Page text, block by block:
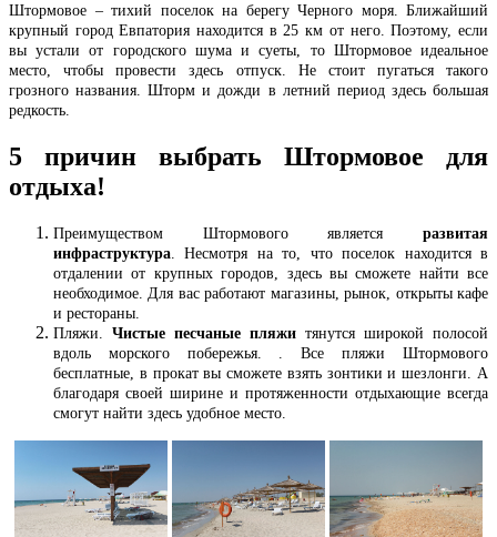
Штормовое – тихий поселок на берегу Черного моря. Ближайший
крупный город Евпатория находится в 25 км от него. Поэтому, если
вы устали от городского шума и суеты, то Штормовое идеальное
место, чтобы провести здесь отпуск. Не стоит пугаться такого
грозного названия. Шторм и дожди в летний период здесь большая
редкость.
5 причин выбрать Штормовое для
отдыха!
Преимуществом Штормового является развитая
инфраструктура. Несмотря на то, что поселок находится в
отдалении от крупных городов, здесь вы сможете найти все
необходимое. Для вас работают магазины, рынок, открыты кафе
и рестораны.
Пляжи. Чистые песчаные пляжи тянутся широкой полосой
вдоль морского побережья. . Все пляжи Штормового
бесплатные, в прокат вы сможете взять зонтики и шезлонги. А
благодаря своей ширине и протяженности отдыхающие всегда
смогут найти здесь удобное место.